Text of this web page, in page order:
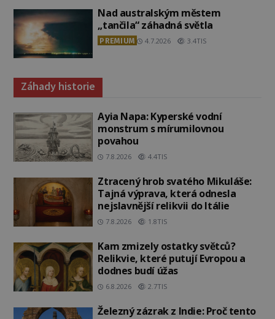
Nad australským městem
„tančila“ záhadná světla
PREMIUM 4.7.2026 3.4TIS
Záhady historie
Ayia Napa: Kyperské vodní
monstrum s mírumilovnou
povahou
7.8.2026 4.4TIS
Ztracený hrob svatého Mikuláše:
Tajná výprava, která odnesla
nejslavnější relikvii do Itálie
7.8.2026 1.8TIS
Kam zmizely ostatky světců?
Relikvie, které putují Evropou a
dodnes budí úžas
6.8.2026 2.7TIS
Železný zázrak z Indie: Proč tento